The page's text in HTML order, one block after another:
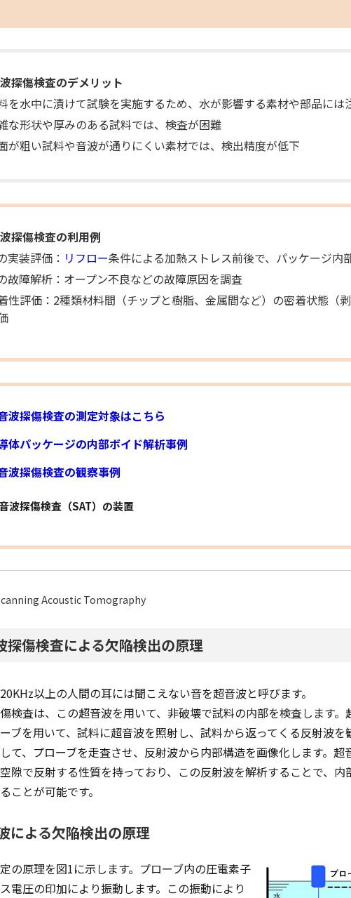
探傷検査のデメリット
を水中に漬けて試験を実施するため、水が影響する素材や部品には
な形状や厚みのある試料では、検査が困難
が粗い試料や音波が通りにくい素材では、検出精度が低下
探傷検査の利用例
実装評価： リフロー条件による加熱ストレス前後で、パッケージ内
故障解析：オープン不良などの故障原因を調査
性評価：2種類材料間（チップと樹脂、金属間など）の密着状態（
波探傷検査の測定対象はこちら
体パッケージの内部ボイド解析事例
波探傷検査の観察事例
波探傷検査（SAT）の装置
Acoustic Tomography
探傷検査による欠陥検出の原理
以上の人間の耳には聞こえない音を超音波と呼びます。
検査は、この超音波を用いて、非破壊で試料の内部を検査します
ブを用いて、試料に超音波を照射し、試料から返ってくる反射波
て、プローブを走査させ、反射波から内部構造を画像化します。
隙で反射する性質を持っており、この反射波を解析することで、
ことが可能です。
による欠陥検出の原理
の原理を図1に示します。プローブ内の圧電素子
電圧の印加により振動します。この振動により